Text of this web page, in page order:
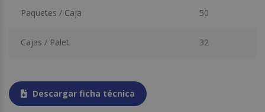
Paquetes / Caja 50
Cajas / Palet 32
Descargar ficha técnica